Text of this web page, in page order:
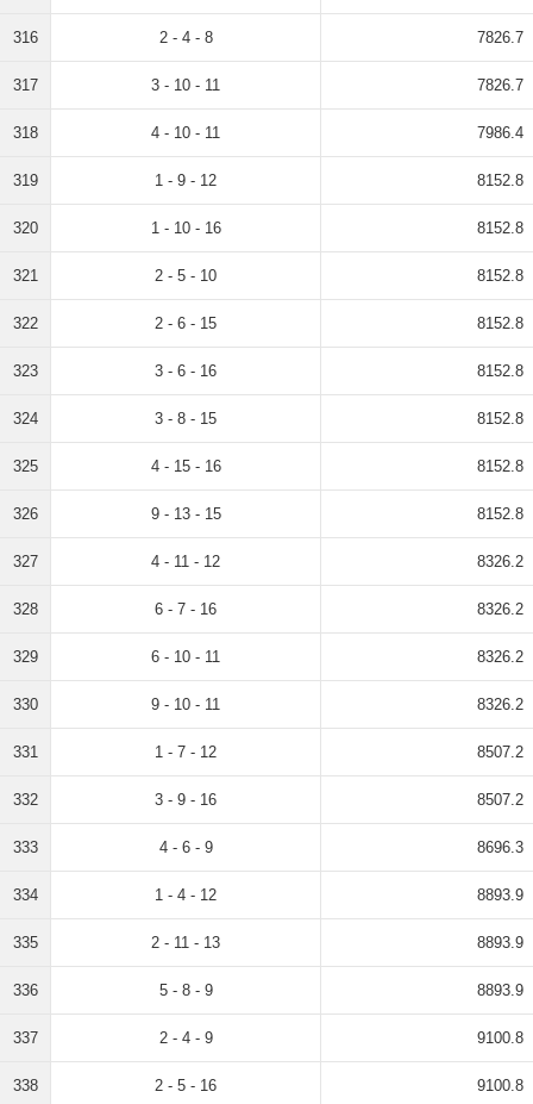
316 2 - 4 - 8 7826.7
317 3 - 10 - 11 7826.7
318 4 - 10 - 11 7986.4
319 1 - 9 - 12 8152.8
320 1 - 10 - 16 8152.8
321 2 - 5 - 10 8152.8
322 2 - 6 - 15 8152.8
323 3 - 6 - 16 8152.8
324 3 - 8 - 15 8152.8
325 4 - 15 - 16 8152.8
326 9 - 13 - 15 8152.8
327 4 - 11 - 12 8326.2
328 6 - 7 - 16 8326.2
329 6 - 10 - 11 8326.2
330 9 - 10 - 11 8326.2
331 1 - 7 - 12 8507.2
332 3 - 9 - 16 8507.2
333 4 - 6 - 9 8696.3
334 1 - 4 - 12 8893.9
335 2 - 11 - 13 8893.9
336 5 - 8 - 9 8893.9
337 2 - 4 - 9 9100.8
338 2 - 5 - 16 9100.8